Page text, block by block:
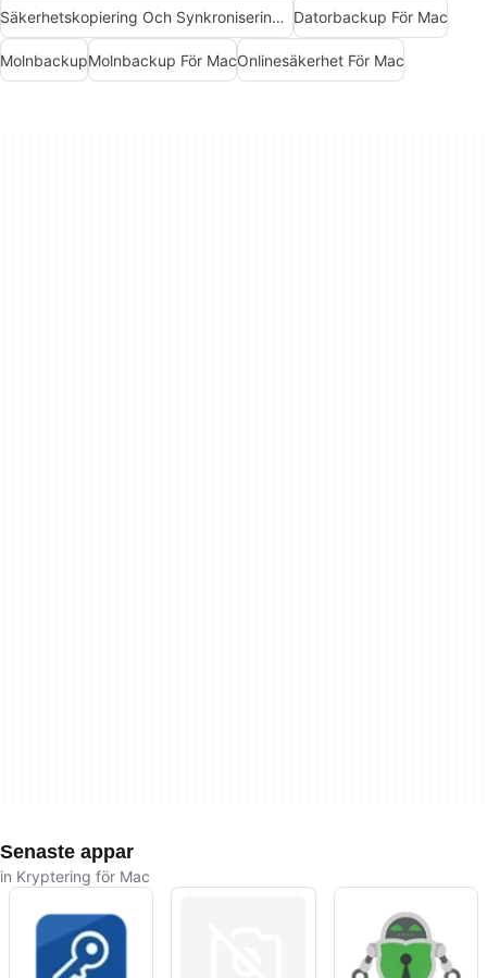
Säkerhetskopiering Och Synkronisering För Mac Datorbackup För Mac
MolnbackupMolnbackup För MacOnlinesäkerhet För Mac
Senaste appar
in Kryptering för Mac